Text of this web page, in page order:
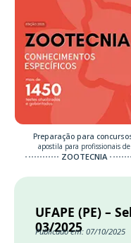
Preparação para
apostila para profissionais de
ZOOTECNIA
UFAPE (PE) –
03/2025
Publicado em: 07/10/2025